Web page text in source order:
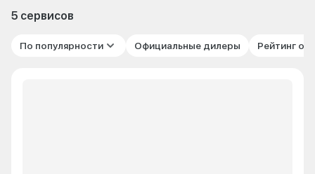
5 сервисов
По популярности Официальные дилеры Рейтинг